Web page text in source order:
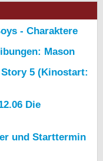
- Charaktere
Mason
5 (Kinostart:
Die
und Starttermin